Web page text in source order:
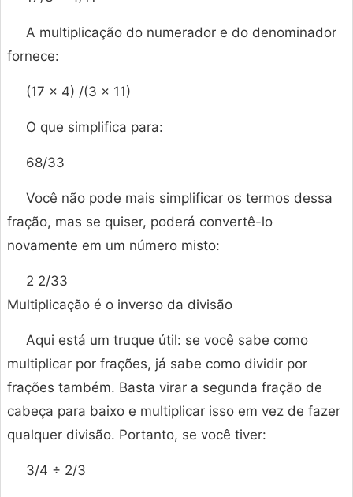
A multiplicação do numerador e do denominador
fornece:
(17 × 4) /(3 × 11)
O que simplifica para:
68/33
Você não pode mais simplificar os termos dessa
fração, mas se quiser, poderá convertê-lo
novamente em um número misto:
2 2/33
Multiplicação é o inverso da divisão
Aqui está um truque útil: se você sabe como
multiplicar por frações, já sabe como dividir por
frações também. Basta virar a segunda fração de
cabeça para baixo e multiplicar isso em vez de fazer
qualquer divisão. Portanto, se você tiver:
3/4 ÷ 2/3